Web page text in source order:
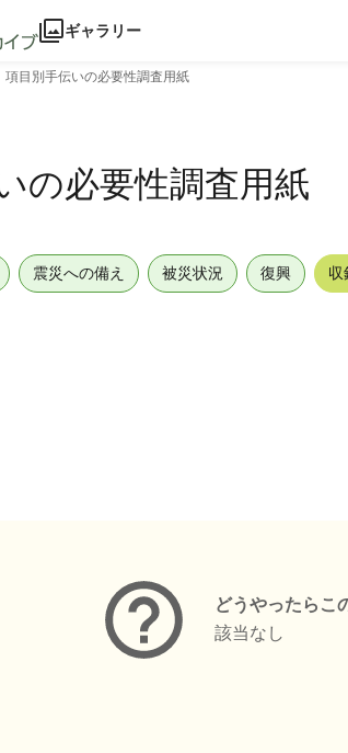
ギャラリー
項目別手伝いの必要性調査用紙
の必要性調査用紙
震災への備え 被災状況 復興
どうやったらこ
該当なし